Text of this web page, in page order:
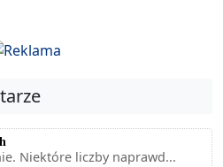
Niektóre liczby naprawd...